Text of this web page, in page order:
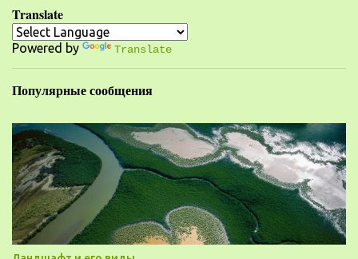
р
и
и
Translate
Powered by Translate
Популярные сообщения